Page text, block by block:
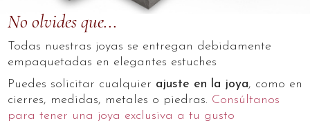
No olvides que...
Todas nuestras joyas se entregan debidamente
empaquetadas en elegantes estuches
Puedes solicitar cualquier ajuste en la joya, como en
cierres, medidas, metales o piedras. Consúltanos
para tener una joya exclusiva a tu gusto